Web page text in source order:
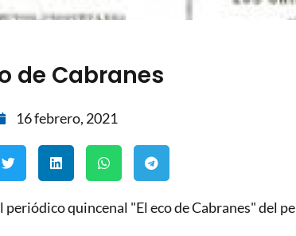
de Cabranes
16 febrero, 2021
periódico quincenal "El eco de Cabranes" del